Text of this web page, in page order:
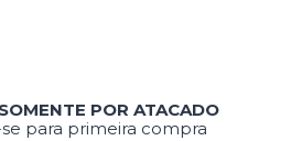
POR ATACADO
para primeira compra